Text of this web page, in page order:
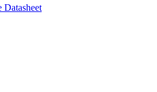
Datasheet